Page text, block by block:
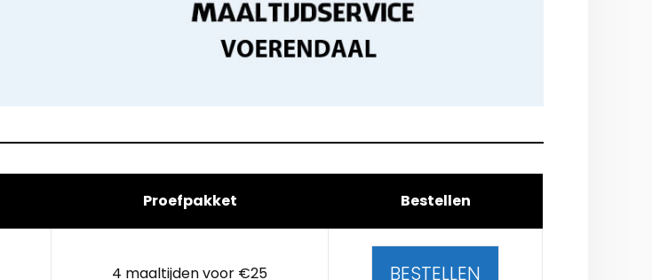
Proefpakket Bestellen
4 maaltijden voor €25 BESTELLEN